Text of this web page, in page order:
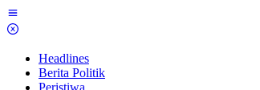
Skip
to
Headlines
Berita Politik
Peristiwa